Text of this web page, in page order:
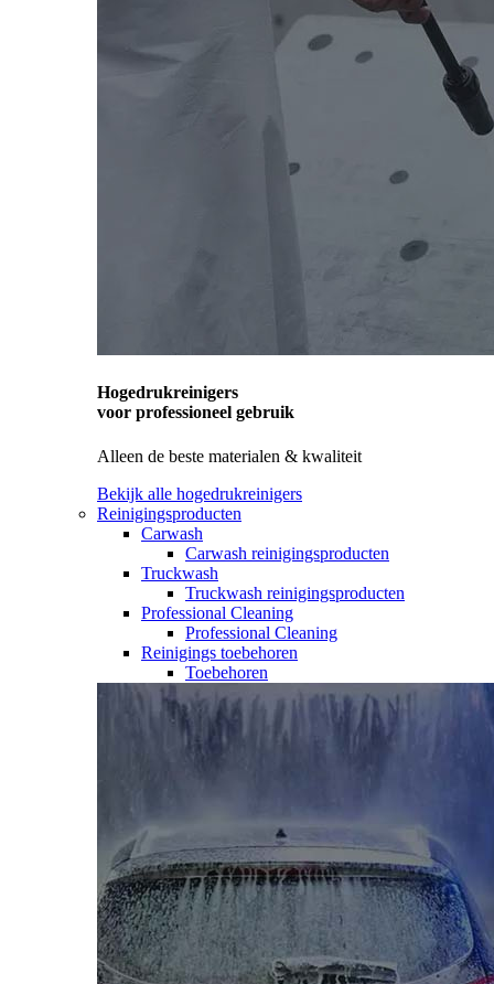
Hogedrukreinigers
voor professioneel gebruik
Alleen de beste materialen & kwaliteit
Bekijk alle hogedrukreinigers
Reinigingsproducten
Carwash
Carwash reinigingsproducten
Truckwash
Truckwash reinigingsproducten
Professional Cleaning
Professional Cleaning
Reinigings toebehoren
Toebehoren